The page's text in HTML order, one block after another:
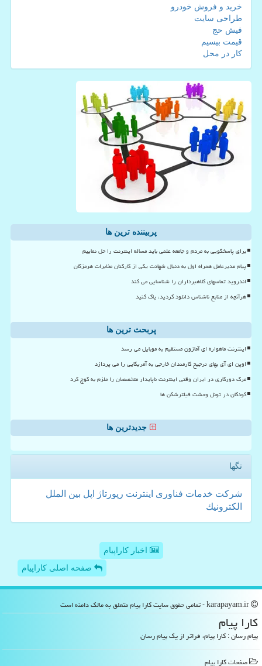
خرید و فروش خودرو
طراحی سایت
فیش حج
قیمت بیسیم
کار در محل
پربیننده ترین ها
برای پاسخگویی به مردم و جامعه علمی باید مساله اینترنت را حل نماییم
پیام مدیرعامل همراه اول به دنبال شهادت یکی از کارکنان مخابرات هرمزگان
اندروید تماسهای کلاهبرداران را شناسایی می کند
هرآنچه از منابع ناشناس دانلود کردید، پاک کنید
پربحث ترین ها
اینترنت ماهواره ای آمازون مستقیم به موبایل می رسد
اوپن ای آی بهای ترجیح کارمندان خارجی به آمریکایی را می پردازد
مرگ دورکاری در ایران وقتی اینترنت ناپایدار متخصصان را ملزم به کوچ کرد
کودکان در تونل وحشت فیلترشکن ها
جدیدترین ها
تگها
شركت خدمات فناوری اینترنت رپورتاژ اپل بین الملل
الكترونیك
اخبار کاراپیام
صفحه اصلی کاراپیام
كارا پیام
پیام رسان : کارا پیام، فراتر از یک پیام رسان
صفحات كارا پیام